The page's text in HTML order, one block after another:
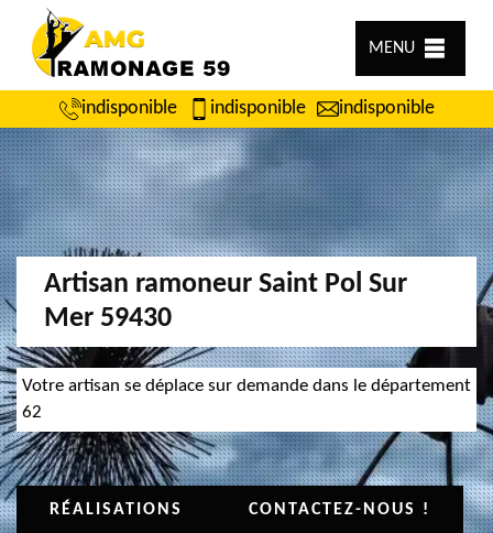
MENU
indisponible indisponible indisponible
Artisan ramoneur Saint Pol Sur
Mer 59430
Votre artisan se déplace sur demande dans le département
62
RÉALISATIONS CONTACTEZ-NOUS !